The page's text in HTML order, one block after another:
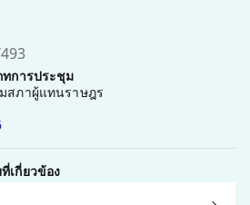
ทการประชุม
สภาผู้แทนราษฎร
เกี่ยวข้อง